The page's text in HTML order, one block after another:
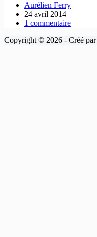
Aurélien Ferry
24 avril 2014
1 commentaire
Copyright © 2026 - Créé par